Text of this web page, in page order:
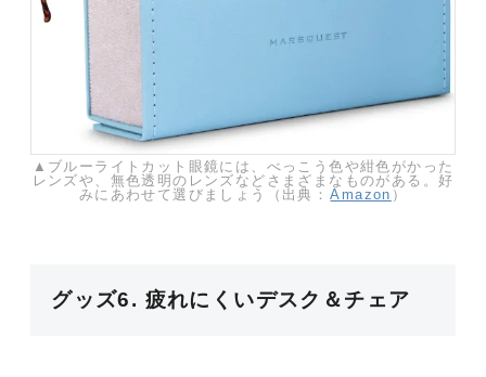
▲ブルーライトカット眼鏡には、べっこう色や紺色がかった
レンズや、無色透明のレンズなどさまざまなものがある。好
みにあわせて選びましょう（出典： Amazon ）
グッズ6. 疲れにくいデスク＆チェア